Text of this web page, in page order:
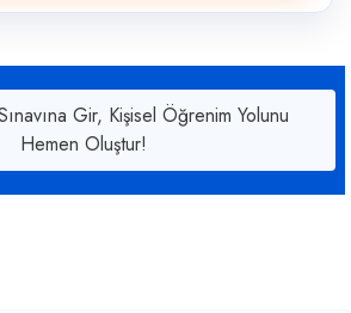
Gir, Kişisel Öğrenim Yolunu
Hemen Oluştur!